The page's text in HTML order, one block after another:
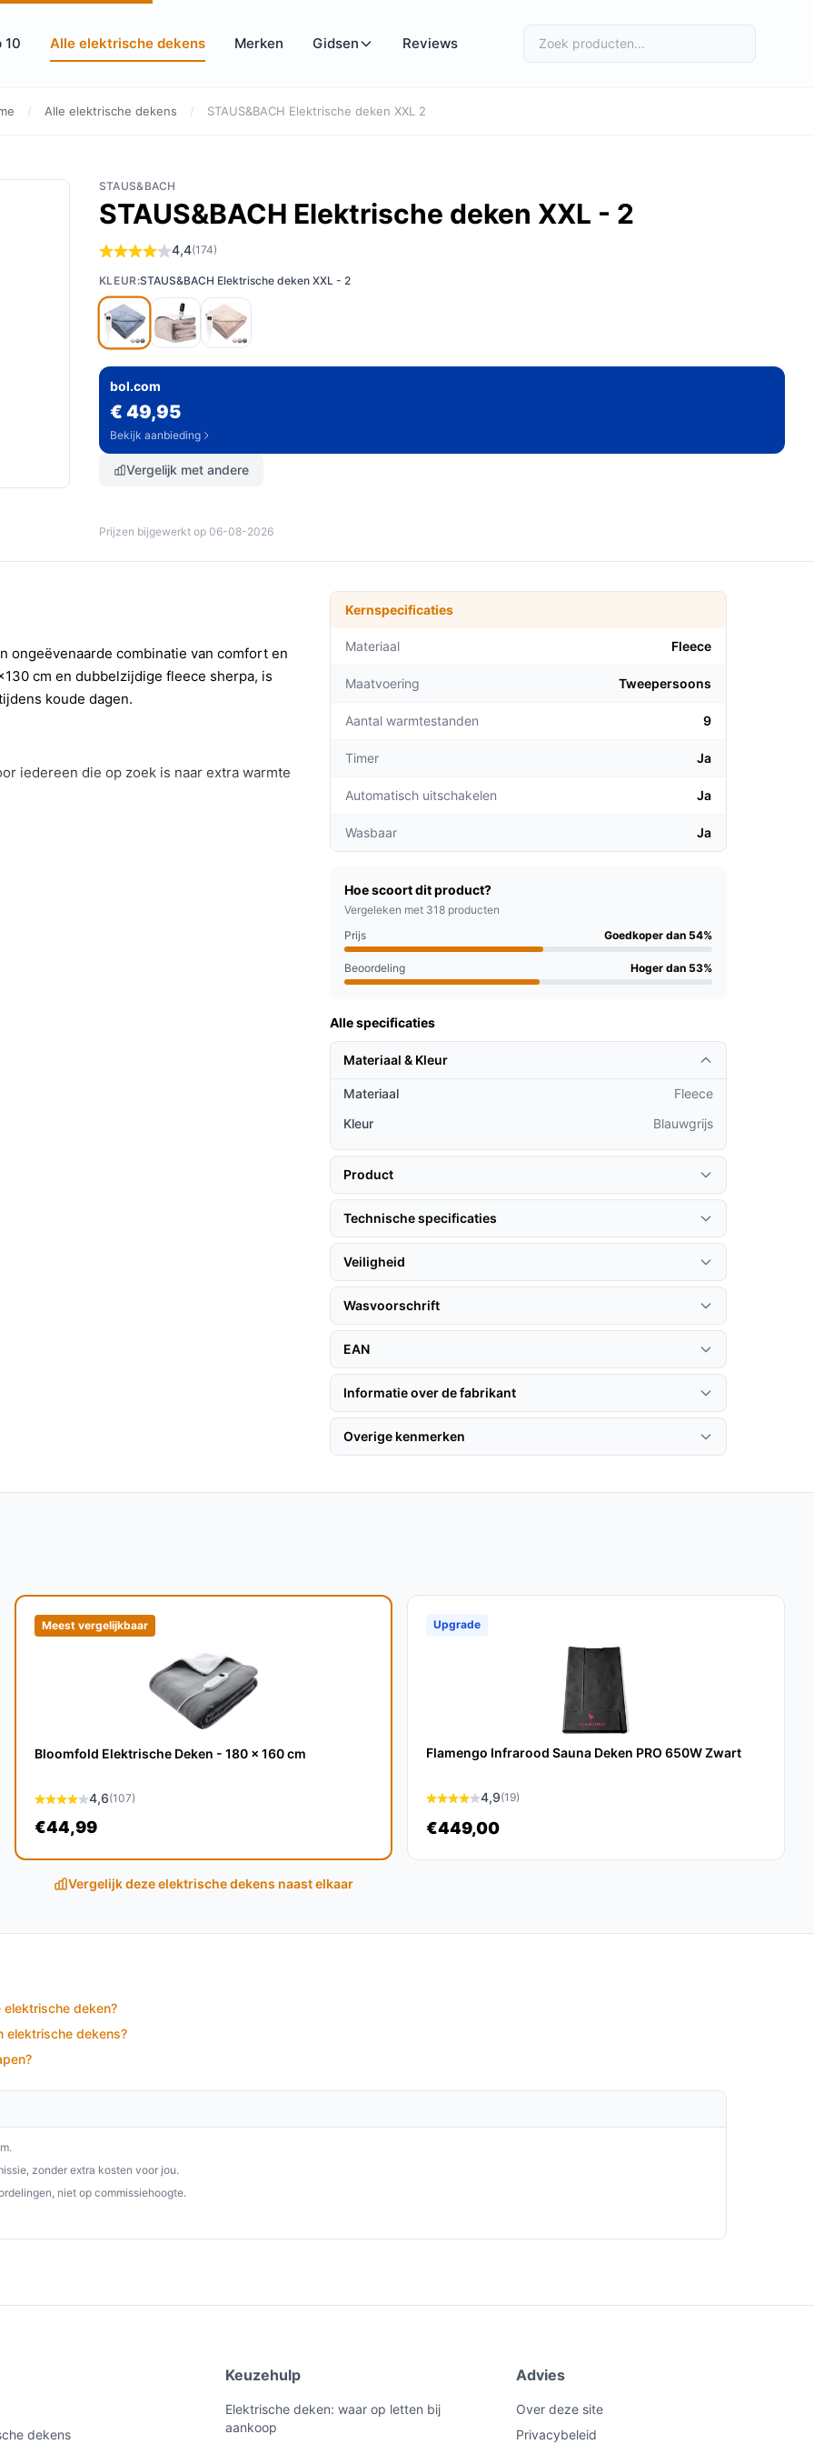
10 Alle elektrische dekens Merken Gidsen Reviews
/ Alle elektrische dekens / STAUS&BACH Elektrische deken XXL 2
STAUS&BACH
STAUS&BACH Elektrische deken XXL - 2
4,4(174)
KLEUR:STAUS&BACH Elektrische deken XXL - 2
bol.com
€ 49,95
Bekijk aanbieding
Vergelijk met andere
Prijzen bijgewerkt op 06-08-2026
ongeëvenaarde combinatie van comfort en
cm en dubbelzijdige fleece sherpa, is
koude dagen.
iedereen die op zoek is naar extra warmte
deken aan via de afstandsbediening en
past.
Elektrische Deken naar
zodat je altijd comfortabel kunt
een hogere dikte en meer
die op zoek is naar warmte in de
van knusse momenten!
Kernspecificaties
Materiaal Fleece
Maatvoering Tweepersoons
Aantal warmtestanden 9
Timer Ja
Automatisch uitschakelen Ja
Wasbaar Ja
Hoe scoort dit product?
Vergeleken met 318 producten
Prijs
Goedkoper dan 54%
Beoordeling Hoger dan 53%
Alle specificaties
Materiaal & Kleur
Materiaal
Fleece
Kleur
Blauwgrijs
Product
Technische specificaties
Veiligheid
Wasvoorschrift
EAN
Informatie over de fabrikant
Overige kenmerken
Meest vergelijkbaar
Bloomfold Elektrische Deken - 180 x 160 cm
4,6(107)
€44,99
Upgrade
Flamengo Infrarood Sauna Deken PRO 650W Zwart
4,9(19)
€449,00
Vergelijk deze elektrische dekens naast elkaar
deken?
elektrische dekens?
zonder extra kosten voor jou.
niet op commissiehoogte.
dekens
Keuzehulp
Elektrische deken: waar op letten bij
aankoop
Advies
Over deze site
Privacybeleid